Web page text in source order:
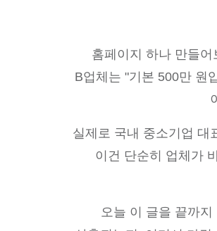
홈페이지 하나 만들
B업체는 "기본 500만 원
실제로 국내 중소기업 대
이건 단순히 업체가
오늘 이 글을 끝까